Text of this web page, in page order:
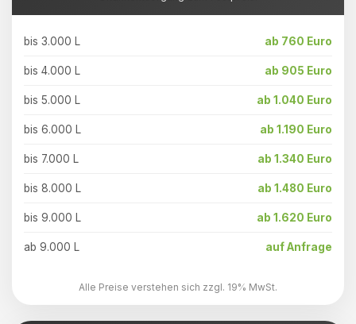
bis 3.000 L ab 760 Euro
bis 4.000 L ab 905 Euro
bis 5.000 L ab 1.040 Euro
bis 6.000 L ab 1.190 Euro
bis 7.000 L ab 1.340 Euro
bis 8.000 L ab 1.480 Euro
bis 9.000 L ab 1.620 Euro
ab 9.000 L auf Anfrage
Alle Preise verstehen sich zzgl. 19% MwSt.